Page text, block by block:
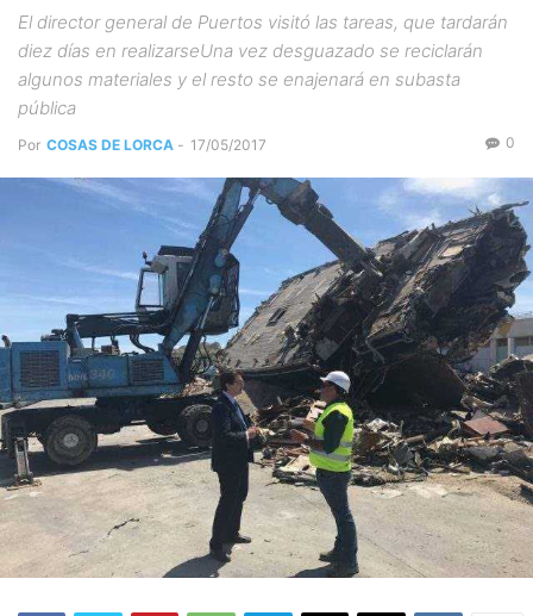
El director general de Puertos visitó las tareas, que tardarán
diez días en realizarseUna vez desguazado se reciclarán
algunos materiales y el resto se enajenará en subasta
pública
Por COSAS DE LORCA - 17/05/2017 0